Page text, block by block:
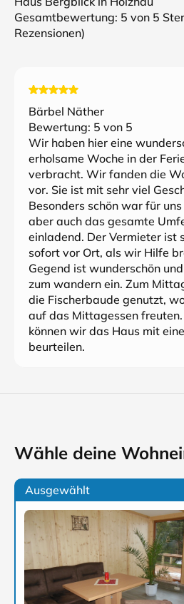
Gesamtbewertung: 5 von 5
Rezensionen)
Bärbel Näther
Bewertung: 5 von 5
Wir haben hier eine
erholsame Woche in der
verbracht. Wir fanden die
vor. Sie ist mit sehr viel
Besonders schön war für
aber auch das gesamte
einladend. Der Vermieter ist
sofort vor Ort, als wir Hilfe
Gegend ist wunderschön
zum wandern ein. Zum
die Fischerbaude genutzt,
auf das Mittagessen
können wir das Haus mit
beurteilen.
Wähle deine
Ausgewählt